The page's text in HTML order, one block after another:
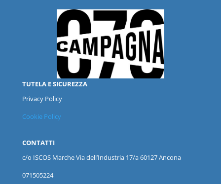
TUTELA E SICUREZZA
Privacy Policy
Cookie Policy
CONTATTI
c/o ISCOS MarcheVia dell’Industria 17/a 60127 Ancona
071505224